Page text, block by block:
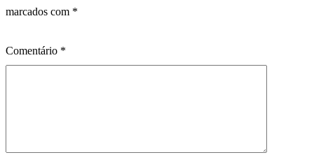
marcados com *
Comentário *